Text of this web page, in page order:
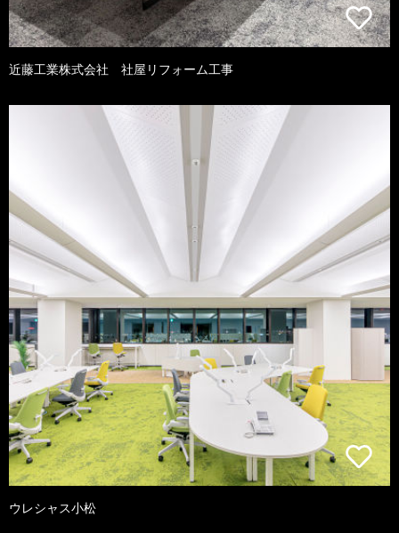
近藤工業株式会社 社屋リフォーム工事
ウレシャス小松